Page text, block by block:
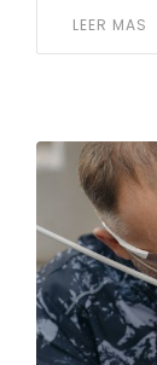
LEER MAS